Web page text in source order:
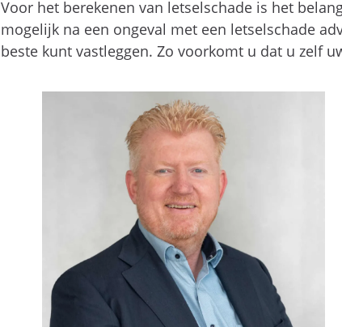
Voor het berekenen van letselschade is het
mogelijk na een ongeval met een letselschade
beste kunt vastleggen. Zo voorkomt u dat u zelf